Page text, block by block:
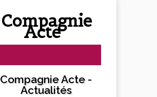
Compagnie Acte -
Actualités